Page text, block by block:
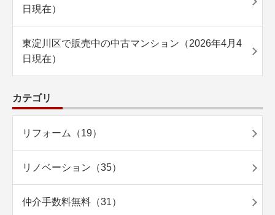
日現在）
東淀川区で販売中の中古マンション（2026年4月4
日現在）
カテゴリ
リフォーム（19）
リノベーション（35）
仲介手数料無料（31）